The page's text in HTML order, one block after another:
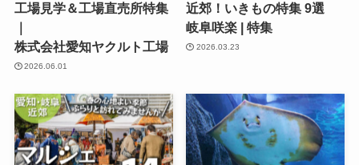
工場見学＆工場直売所特集
｜
株式会社愛知ヤクルト工場
2026.06.01
近郊！いきもの特集 9選
岐阜咲楽 | 特集
2026.03.23